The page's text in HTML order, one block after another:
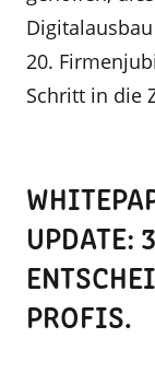
20.
Schritt in die
UPDATE:
PROFIS.